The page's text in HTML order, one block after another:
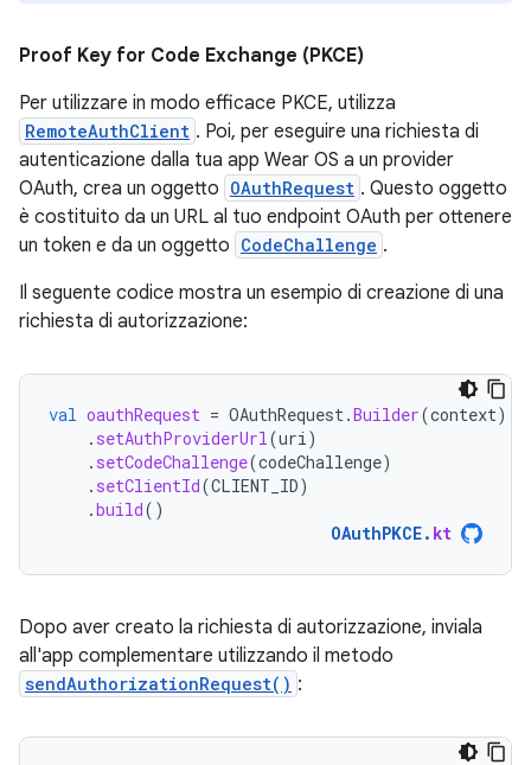
Proof Key for Code Exchange (PKCE)
Per utilizzare in modo efficace PKCE, utilizza
RemoteAuthClient . Poi, per eseguire una richiesta di
autenticazione dalla tua app Wear OS a un provider
OAuth, crea un oggetto OAuthRequest . Questo oggetto
è costituito da un URL al tuo endpoint OAuth per ottenere
un token e da un oggetto CodeChallenge .
Il seguente codice mostra un esempio di creazione di una
richiesta di autorizzazione:
val oauthRequest = OAuthRequest.Builder(context)
. setAuthProviderUrl(uri)
. setCodeChallenge(codeChallenge)
. setClientId(CLIENT_ID)
.build()
OAuthPKCE. kt
Dopo aver creato la richiesta di autorizzazione, inviala
all'app complementare utilizzando il metodo
sendAuthorizationRequest() :